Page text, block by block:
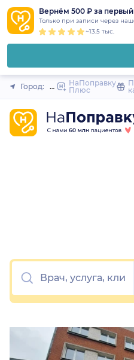
Вернём 500 ₽ за
Только при записи через
~13.5 тыс.
Город: ИркутскНаПоправку
Плюс